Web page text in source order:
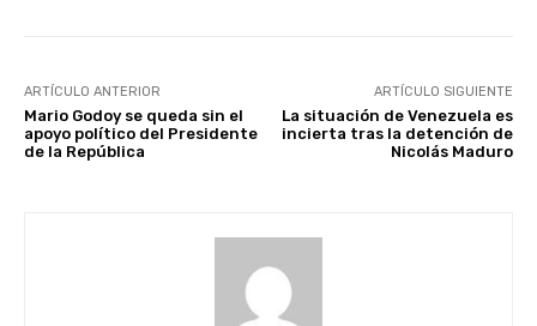
ARTÍCULO ANTERIOR
Mario Godoy se queda sin el
apoyo político del Presidente
de la República
ARTÍCULO SIGUIENTE
La situación de Venezuela es
incierta tras la detención de
Nicolás Maduro